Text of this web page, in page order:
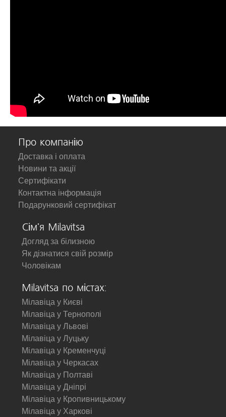
Про компанію
Доставка і оплата
Новини та акції
Сертифікати
Контактна інформація
Подарунковий сертифікат
Сім'я Milavitsa
Догляд за білизною
Як дізнатися свій розмір
Чоловікам
Milavitsa по містах:
Мілавіца у Києві
Мілавіца у Тернополі
Мілавіца у Львові
Мілавіца у Луцьку
Мілавіца у Кременчуці
Мілавіца у Черкасах
Мілавіца у Полтаві
Мілавіца у Дніпрі
Мілавіца у Кропивницькому
Мілавіца у Харкові